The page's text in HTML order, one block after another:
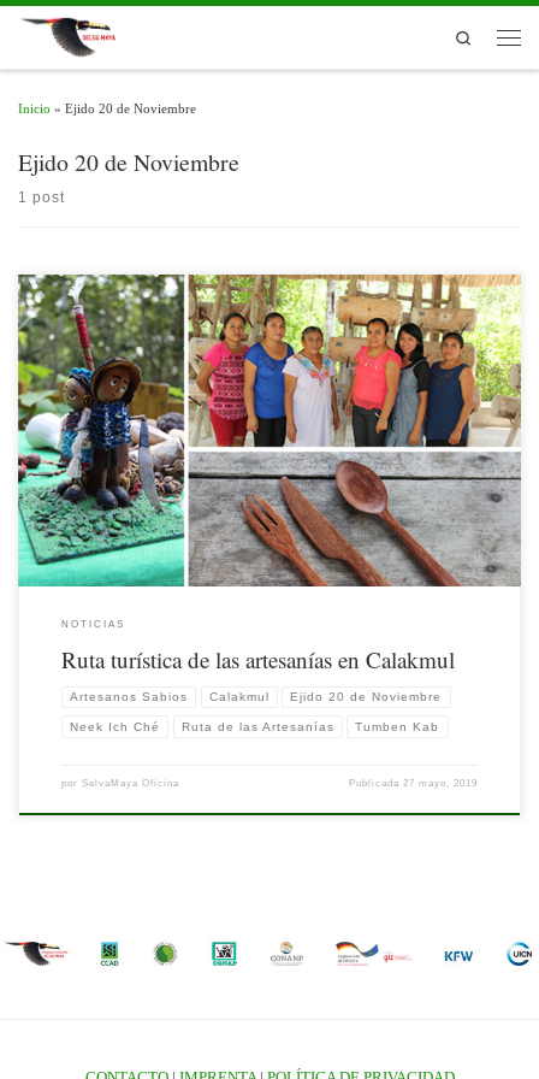
Skip to content
Search
Inicio » Ejido 20 de Noviembre
Ejido 20 de Noviembre
1 post
En el marco del 30° Aniversario de la Reserva de la Biosfera Calakmul, Campeche,
el 25 de mayo se inauguró la Ruta de las Artesanías con una visita de
familiarización a tres organizaciones comunitarias de artesanos del Ejido 20 de
Noviembre
NOTICIAS
Ruta turística de las artesanías en Calakmul
Artesanos Sabios Calakmul Ejido 20 de Noviembre
Neek Ich Ché Ruta de las Artesanías Tumben Kab
por SelvaMaya Oficina Publicada27 mayo, 2019